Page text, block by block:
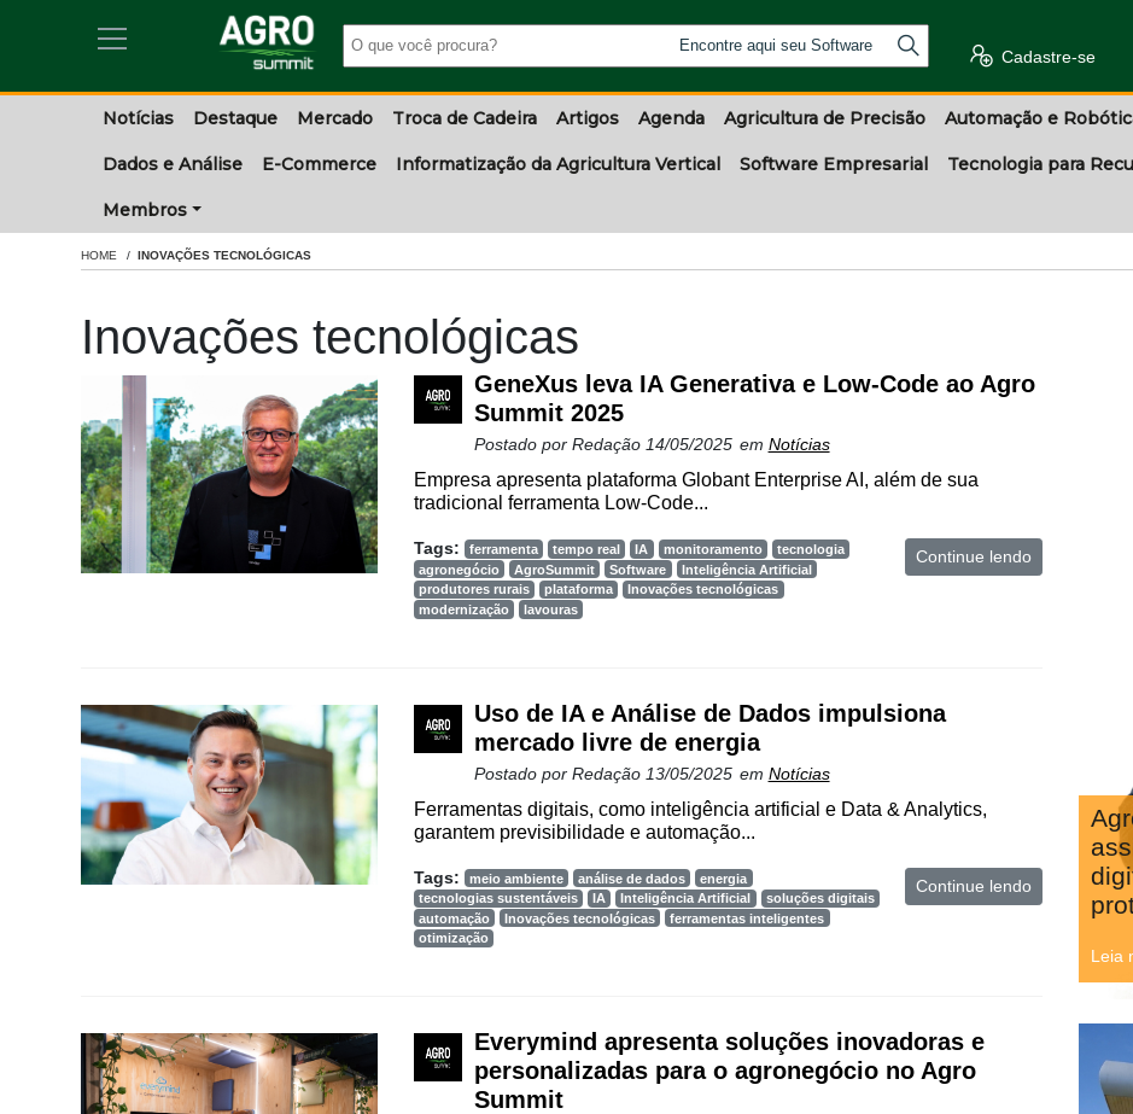
Encontre aqui seu Software
Cadastre-se
Notícias Destaque Mercado Troca de Cadeira Artigos Agenda Agricultura de Precisão Automação e
Dados e Análise E-Commerce Informatização da Agricultura Vertical Software Empresarial Tecnologia para
Membros
HOME INOVAÇÕES TECNOLÓGICAS
Inovações tecnológicas
GeneXus leva IA Generativa e Low-Code ao Agro
Summit 2025
Postado por Redação 14/05/2025 em Notícias
Empresa apresenta plataforma Globant Enterprise AI, além de sua
tradicional ferramenta Low-Code...
Tags: ferramenta tempo real IA monitoramento
tecnologia
agronegócio
AgroSummit Software
Inteligência Artificial
produtores rurais
plataforma
Inovações tecnológicas
modernização
lavouras
Continue lendo
Uso de IA e Análise de Dados impulsiona
mercado livre de energia
Postado por Redação 13/05/2025 em Notícias
Ferramentas digitais, como inteligência artificial e Data & Analytics,
garantem previsibilidade e automação...
Tags: meio ambiente análise de dados
energia
tecnologias sustentáveis
IA Inteligência Artificial
soluções digitais
automação
Inovações tecnológicas
ferramentas inteligentes
otimização
Continue lendo
Everymind apresenta soluções inovadoras e
personalizadas para o agronegócio no Agro
Summit
Leia